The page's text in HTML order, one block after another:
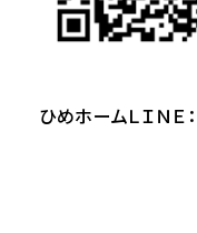
ひめホームＬＩＮＥ：